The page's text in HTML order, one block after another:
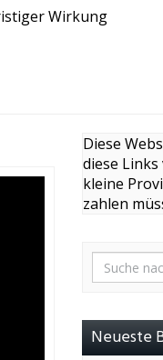
Wirkung
Diese
diese
kleine
zahlen
Neueste